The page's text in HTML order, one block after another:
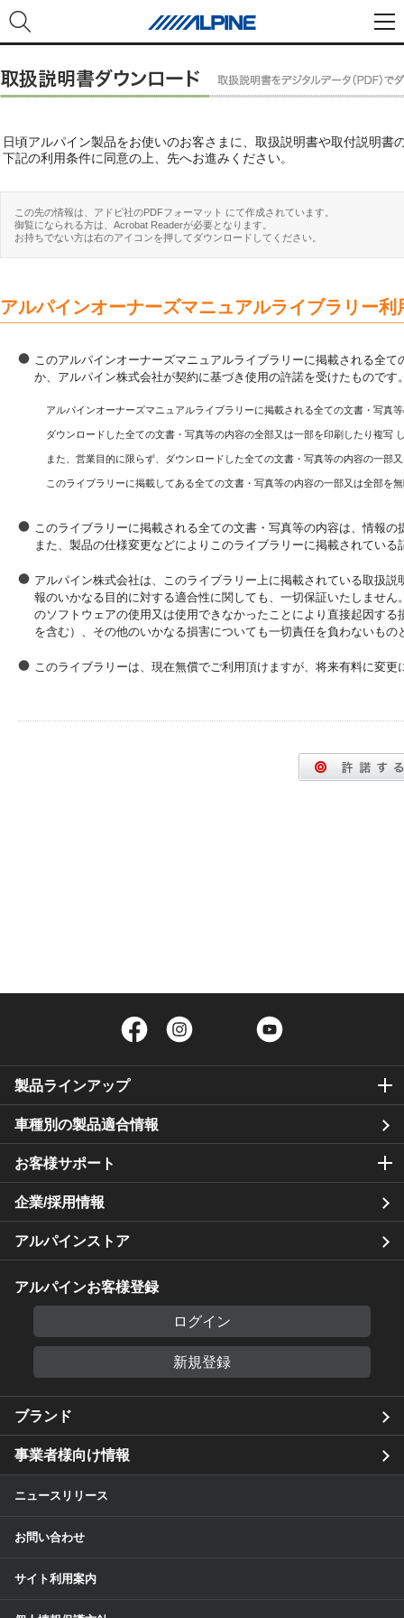
日頃アルパイン製品をお使いのお客さまに、取扱説明書や取付説明書
下記の利用条件に同意の上、先へお進みください。
この先の情報は、アドビ社のPDFフォーマット にて作成されています。
御覧になられる方は、Acrobat Readerが必要となります。
お持ちでない方は右のアイコンを押してダウンロードしてください。
アルパインオーナーズマニュアルライブラリー利
このアルパインオーナーズマニュアルライブラリーに掲載される全
か、アルパイン株式会社が契約に基づき使用の許諾を受けたもので
アルパインオーナーズマニュアルライブラリーに掲載される全ての文書・写真
ダウンロードした全ての文書・写真等の内容の全部又は一部を印刷したり複写
また、営業目的に限らず、ダウンロードした全ての文書・写真等の内容の一
このライブラリーに掲載してある全ての文書・写真等の内容の一部又は全部を
このライブラリーに掲載される全ての文書・写真等の内容は、情報
また、製品の仕様変更などによりこのライブラリーに掲載されてい
アルパイン株式会社は、このライブラリー上に掲載されている取扱
報のいかなる目的に対する適合性に関しても、一切保証いたしませ
のソフトウェアの使用又は使用できなかったことにより直接起因す
を含む）、その他のいかなる損害についても一切責任を負わないもの
このライブラリーは、現在無償でご利用頂けますが、将来有料に変
Facebook Twitter
製品ラインアップ
車種別の製品適合情報
お客様サポート
企業/採用情報
アルパインストア
アルパインお客様登録
ログイン
新規登録
ブランド
事業者様向け情報
ニュースリリース
お問い合わせ
サイト利用案内